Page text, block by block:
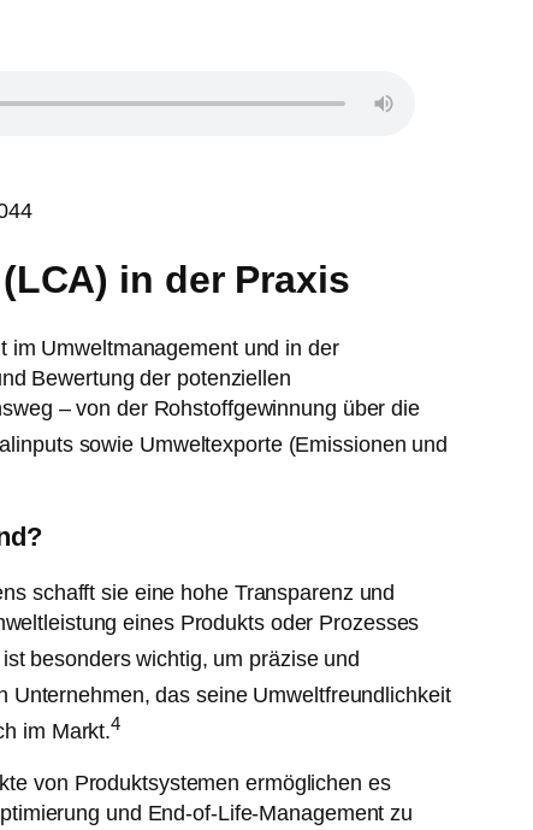
in der Praxis
im Umweltmanagement und in der
Bewertung der potenziellen
– von der Rohstoffgewinnung über die
sowie Umweltexporte (Emissionen und
schafft sie eine hohe Transparenz und
eines Produkts oder Prozesses
besonders wichtig, um präzise und
Unternehmen, das seine Umweltfreundlichkeit
im Markt.4
von Produktsystemen ermöglichen es
und End-of-Life-Management zu